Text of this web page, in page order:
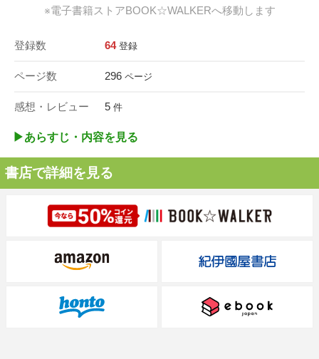
※電子書籍ストアBOOK☆WALKERへ移動します
登録数 64 登録
ページ数 296 ページ
感想・レビュー 5 件
▶︎あらすじ・内容を見る
書店で詳細を見る